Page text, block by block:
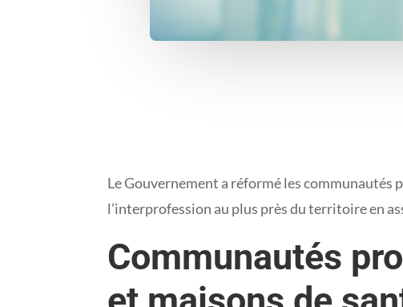
Le Gouvernement a réformé les communautés
l’interprofession au plus près du territoire en
Communautés